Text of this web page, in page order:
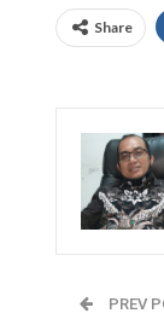
Share
PREV